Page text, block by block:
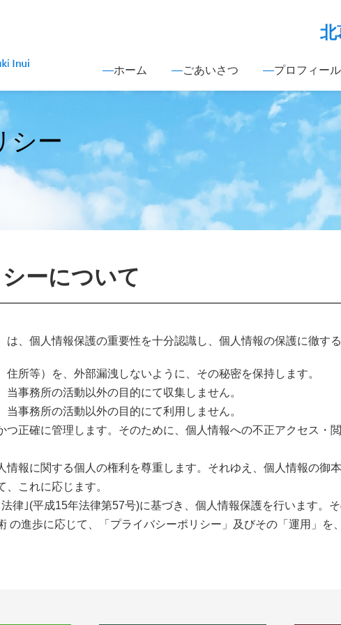
北
ホーム ごあいさつ プロフィール
シー
ーについて
、個人情報保護の重要性を十分認識し、個人情報の保護に徹す
所等）を、外部漏洩しないように、その秘密を保持します。
事務所の活動以外の目的にて収集しません。
事務所の活動以外の目的にて利用しません。
つ正確に管理します。そのために、個人情報への不正アクセス・
情報に関する個人の権利を尊重します。それゆえ、個人情報の御
これに応じます。
律｣(平成15年法律第57号)に基づき、個人情報保護を行います。
の進歩に応じて、「プライバシーポリシー」及びその「運用」を